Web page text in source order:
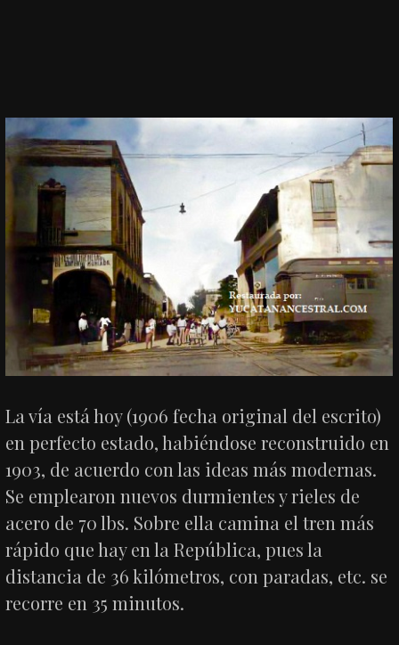
La vía está hoy (1906 fecha original del escrito)
en perfecto estado, habiéndose reconstruido en
1903, de acuerdo con las ideas más modernas.
Se emplearon nuevos durmientes y rieles de
acero de 70 lbs. Sobre ella camina el tren más
rápido que hay en la República, pues la
distancia de 36 kilómetros, con paradas, etc. se
recorre en 35 minutos.